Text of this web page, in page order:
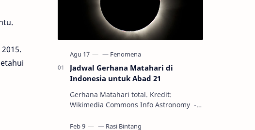
Jadwal Gerhana Matahari di
Indonesia untuk Abad 21
Gerhana Matahari total. Kredit:
Wikimedia Commons Info Astronomy -
gerhana Matahari akan terjadi sebanyak